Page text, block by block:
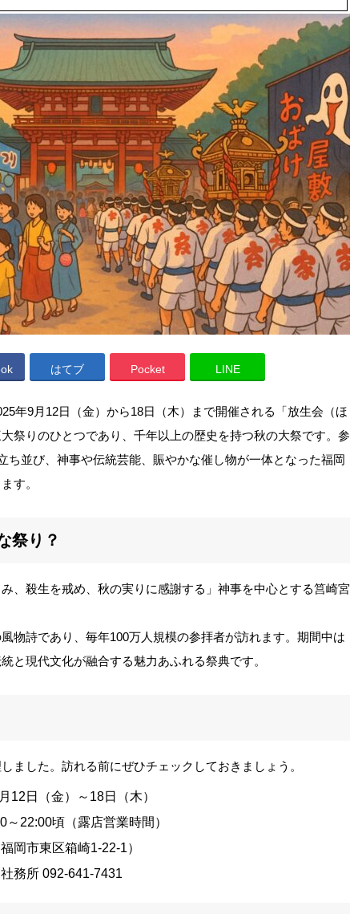
はてブ Pocket LINE
年9月12日（金）から18日（木）まで開催される「放生会（ほ
祭りのひとつであり、千年以上の歴史を持つ秋の大祭です。参
ち並び、神事や伝統芸能、賑やかな催し物が一体となった福岡
す。
祭り？
み、殺生を戒め、秋の実りに感謝する」神事を中心とする筥崎宮
物詩であり、毎年100万人規模の参拝者が訪れます。期間中は
と現代文化が融合する魅力あふれる祭典です。
ました。訪れる前にぜひチェックしておきましょう。
12日（金）～18日（木）
～22:00頃（露店営業時間）
岡市東区箱崎1-22-1）
務所 092-641-7431